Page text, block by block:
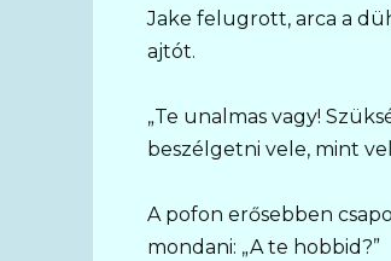
Jake felugrott, arca a
ajtót.
„Te unalmas vagy!
beszélgetni vele, mint
A pofon erősebben
mondani: „A te hobbid?”